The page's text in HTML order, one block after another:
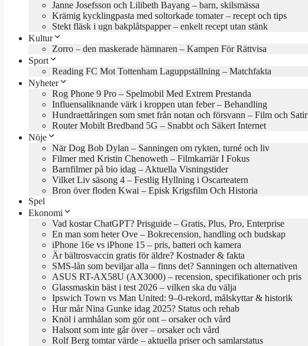
Janne Josefsson och Lilibeth Bayang – barn, skilsmässa
Krämig kycklingpasta med soltorkade tomater – recept och tips
Stekt fläsk i ugn bakplåtspapper – enkelt recept utan stänk
Kultur
Zorro – den maskerade hämnaren – Kampen För Rättvisa
Sport
Reading FC Mot Tottenham Laguppställning – Matchfakta
Nyheter
Rog Phone 9 Pro – Spelmobil Med Extrem Prestanda
Influensaliknande värk i kroppen utan feber – Behandling
Hundraettåringen som smet från notan och försvann – Film och Satir
Router Mobilt Bredband 5G – Snabbt och Säkert Internet
Nöje
När Dog Bob Dylan – Sanningen om rykten, turné och liv
Filmer med Kristin Chenoweth – Filmkarriär I Fokus
Barnfilmer på bio idag – Aktuella Visningstider
Vilket Liv säsong 4 – Festlig Hyllning i Oscarteatern
Bron över floden Kwai – Episk Krigsfilm Och Historia
Spel
Ekonomi
Vad kostar ChatGPT? Prisguide – Gratis, Plus, Pro, Enterprise
En man som heter Ove – Bokrecension, handling och budskap
iPhone 16e vs iPhone 15 – pris, batteri och kamera
Är bältrosvaccin gratis för äldre? Kostnader & fakta
SMS-lån som beviljar alla – finns det? Sanningen och alternativen
ASUS RT-AX58U (AX3000) – recension, specifikationer och pris
Glassmaskin bäst i test 2026 – vilken ska du välja
Ipswich Town vs Man United: 9–0-rekord, målskyttar & historik
Hur mår Nina Gunke idag 2025? Status och rehab
Knöl i armhålan som gör ont – orsaker och vård
Halsont som inte går över – orsaker och vård
Rolf Berg tomtar värde – aktuella priser och samlarstatus